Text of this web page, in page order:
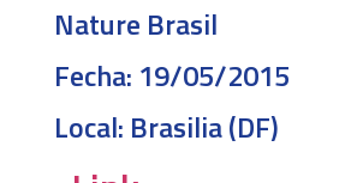
Nature Brasil
Fecha: 19/05/2015
Local: Brasilia (DF)